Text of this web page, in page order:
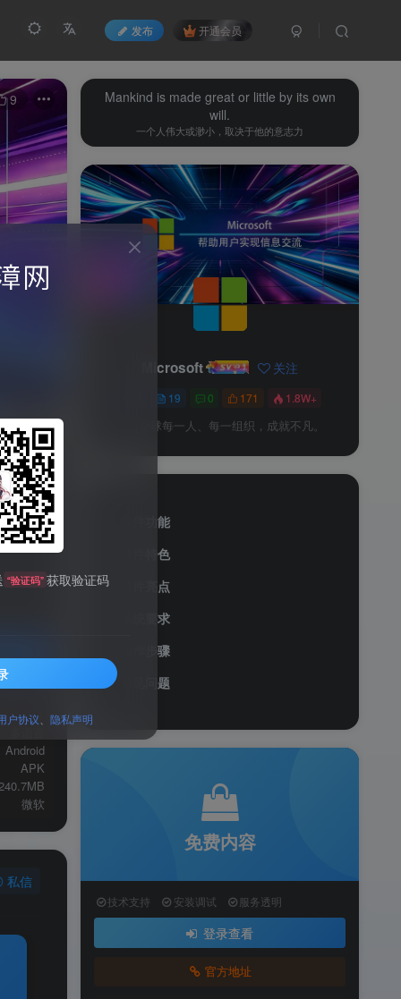
发布 开通会员
9
浏览器
Android
APK
微软
私信
Mankind is made great or little by its own
will.
一个人伟大或渺小，取决于他的意志力
Microsoft 关注
19 0 171 1.8W+
予力全球每一人、每一组织，成就不凡。
软件功能
软件特色
软件亮点
系统要求
操作步骤
常见问题
免费内容
技术支持 安装调试 服务透明
登录查看
官方地址
“验证码” 获取验证码
户协议 隐私声明